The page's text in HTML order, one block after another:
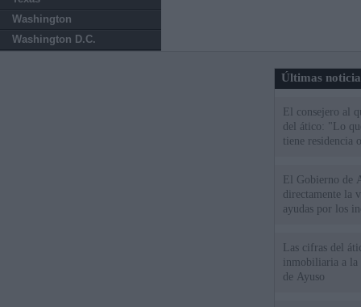
Washington
Washington D.C.
Últimas
El consejero al
del ático: "Lo
tiene residencia
El Gobierno de
directamente la
ayudas por los
Las cifras del
inmobiliaria a la
de Ayuso